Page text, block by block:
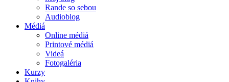
Rande so sebou
Audioblog
Médiá
Online médiá
Printové médiá
Videá
Fotogaléria
Kurzy